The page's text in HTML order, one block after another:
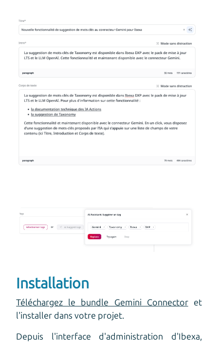
Installation
Téléchargez le bundle Gemini Connectoret
l'installer dans votre projet.
Depuis l'interface d'administration d'Ibexa,